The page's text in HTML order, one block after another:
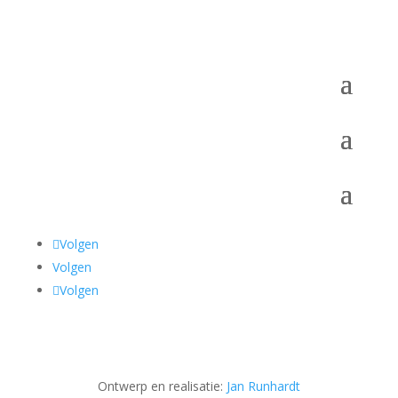
Volgen
Volgen
Volgen
Ontwerp en realisatie: Jan Runhardt